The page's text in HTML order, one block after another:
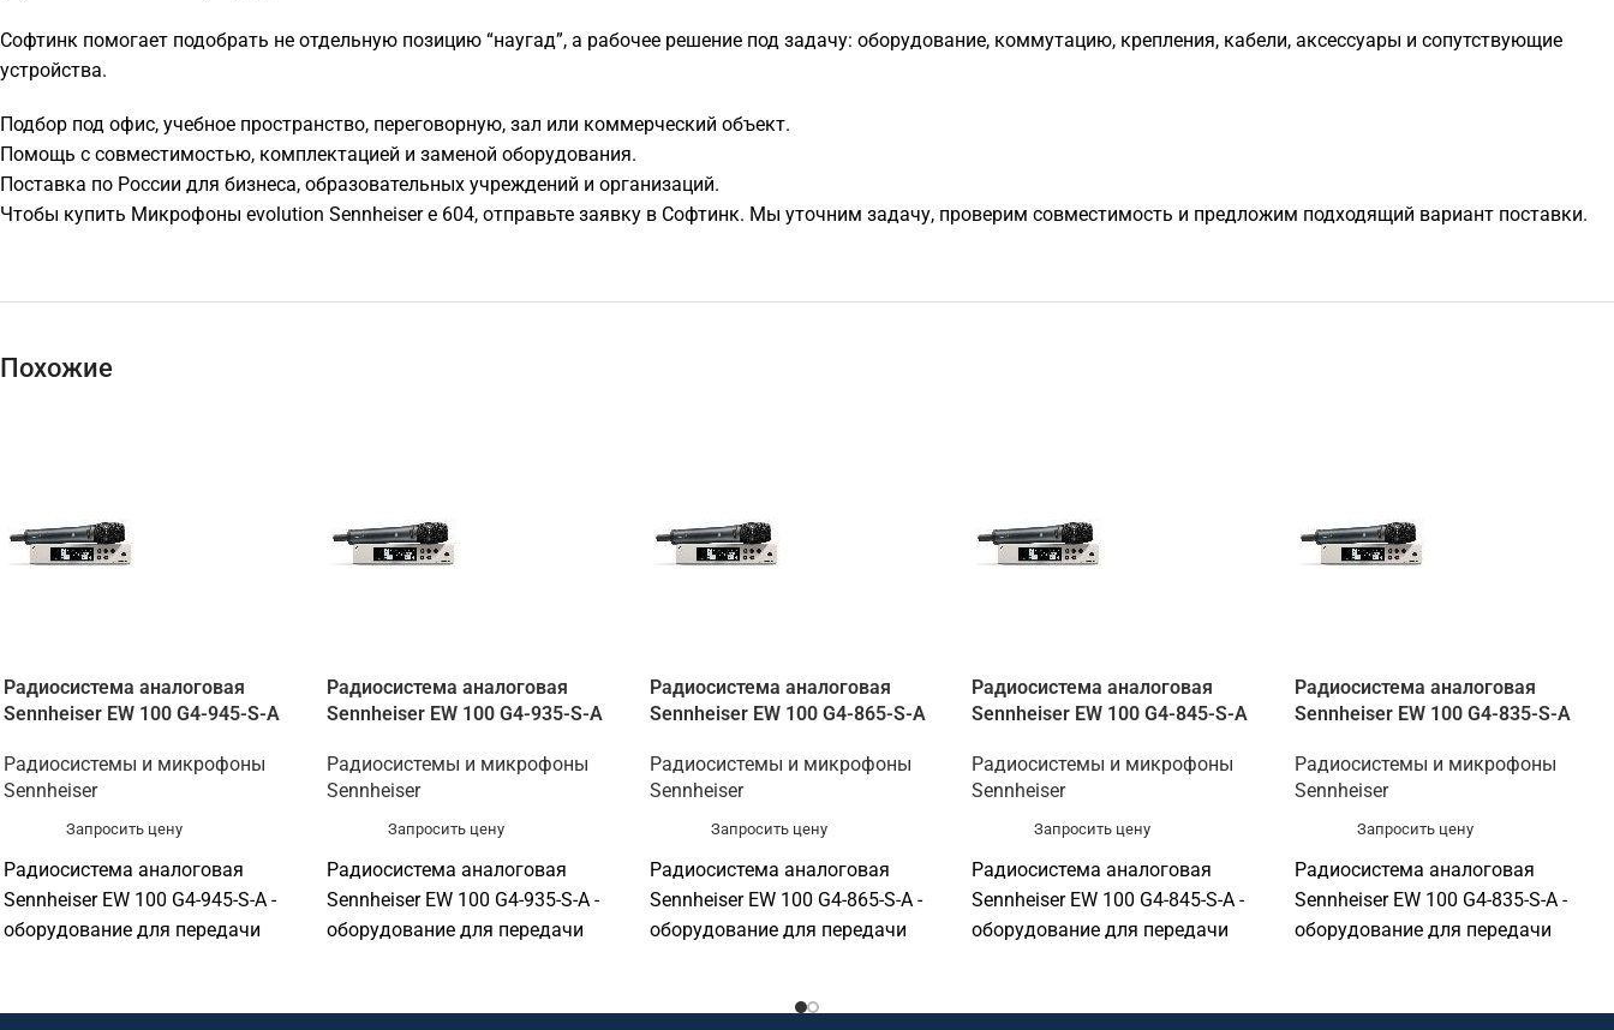
Софтинк помогает подобрать не отдельную позицию “наугад”, а рабочее решение под задачу: оборудование, коммутацию, крепления, кабели, аксессуары и сопутствующие
устройства.
Подбор под офис, учебное пространство, переговорную, зал или коммерческий объект.
Помощь с совместимостью, комплектацией и заменой оборудования.
Поставка по России для бизнеса, образовательных учреждений и организаций.
Чтобы купить Микрофоны evolution Sennheiser e 604, отправьте заявку в Софтинк. Мы уточним задачу, проверим совместимость и предложим подходящий вариант поставки.
Похожие
Радиосистема аналоговая
Sennheiser EW 100 G4-945-S-A
Радиосистемы и микрофоны
Sennheiser
Запросить цену
Радиосистема аналоговая
Sennheiser EW 100 G4-945-S-A -
оборудование для передачи
переговорных, конференц-залов,
Радиосистема аналоговая
Sennheiser EW 100 G4-935-S-A
Радиосистемы и микрофоны
Sennheiser
Запросить цену
Радиосистема аналоговая
Sennheiser EW 100 G4-935-S-A -
оборудование для передачи
переговорных, конференц-залов,
Радиосистема аналоговая
Sennheiser EW 100 G4-865-S-A
Радиосистемы и микрофоны
Sennheiser
Запросить цену
Радиосистема аналоговая
Sennheiser EW 100 G4-865-S-A -
оборудование для передачи
переговорных, конференц-залов,
Радиосистема аналоговая
Sennheiser EW 100 G4-845-S-A
Радиосистемы и микрофоны
Sennheiser
Запросить цену
Радиосистема аналоговая
Sennheiser EW 100 G4-845-S-A -
оборудование для передачи
переговорных, конференц-залов,
Радиосистема аналоговая
Sennheiser EW 100 G4-835-S-A
Радиосистемы и микрофоны
Sennheiser
Запросить цену
Радиосистема аналоговая
Sennheiser EW 100 G4-835-S-A -
оборудование для передачи
переговорных, конференц-залов,